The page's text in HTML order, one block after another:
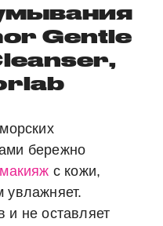
Gentle
бережно
макияж с кожи,
и не оставляет